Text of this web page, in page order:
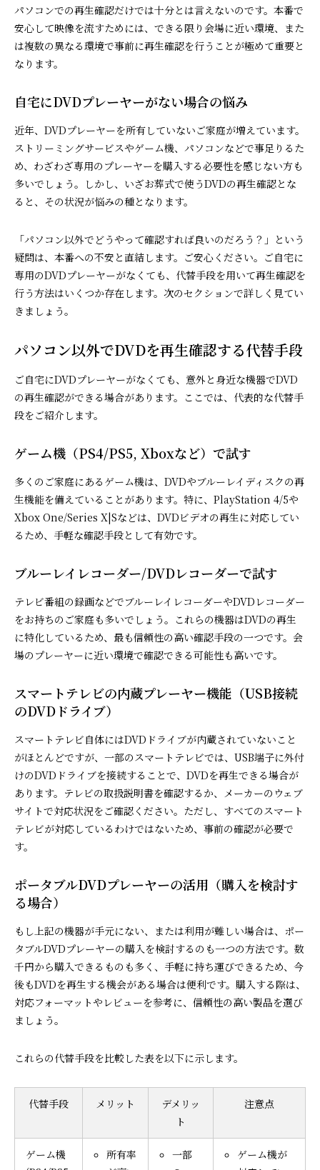
パソコンでの再生確認だけでは十分とは言えないのです。本番で
安心して映像を流すためには、できる限り会場に近い環境、また
は複数の異なる環境で事前に再生確認を行うことが極めて重要と
なります。
自宅にDVDプレーヤーがない場合の悩み
近年、DVDプレーヤーを所有していないご家庭が増えています。
ストリーミングサービスやゲーム機、パソコンなどで事足りるた
め、わざわざ専用のプレーヤーを購入する必要性を感じない方も
多いでしょう。しかし、いざお葬式で使うDVDの再生確認とな
ると、その状況が悩みの種となります。
「パソコン以外でどうやって確認すれば良いのだろう？」という
疑問は、本番への不安と直結します。ご安心ください。ご自宅に
専用のDVDプレーヤーがなくても、代替手段を用いて再生確認を
行う方法はいくつか存在します。次のセクションで詳しく見てい
きましょう。
パソコン以外でDVDを再生確認する代替手段
ご自宅にDVDプレーヤーがなくても、意外と身近な機器でDVD
の再生確認ができる場合があります。ここでは、代表的な代替手
段をご紹介します。
ゲーム機（PS4/PS5, Xboxなど）で試す
多くのご家庭にあるゲーム機は、DVDやブルーレイディスクの再
生機能を備えていることがあります。特に、PlayStation 4/5や
Xbox One/Series X|Sなどは、DVDビデオの再生に対応してい
るため、手軽な確認手段として有効です。
ブルーレイレコーダー/DVDレコーダーで試す
テレビ番組の録画などでブルーレイレコーダーやDVDレコーダー
をお持ちのご家庭も多いでしょう。これらの機器はDVDの再生
に特化しているため、最も信頼性の高い確認手段の一つです。会
場のプレーヤーに近い環境で確認できる可能性も高いです。
スマートテレビの内蔵プレーヤー機能（USB接続
のDVDドライブ）
スマートテレビ自体にはDVDドライブが内蔵されていないこと
がほとんどですが、一部のスマートテレビでは、USB端子に外付
けのDVDドライブを接続することで、DVDを再生できる場合が
あります。テレビの取扱説明書を確認するか、メーカーのウェブ
サイトで対応状況をご確認ください。ただし、すべてのスマート
テレビが対応しているわけではないため、事前の確認が必要で
す。
ポータブルDVDプレーヤーの活用（購入を検討す
る場合）
もし上記の機器が手元にない、または利用が難しい場合は、ポー
タブルDVDプレーヤーの購入を検討するのも一つの方法です。数
千円から購入できるものも多く、手軽に持ち運びできるため、今
後もDVDを再生する機会がある場合は便利です。購入する際は、
対応フォーマットやレビューを参考に、信頼性の高い製品を選び
ましょう。
これらの代替手段を比較した表を以下に示します。
代替手段 メリット
デメリッ
ト
注意点
ゲーム機
所有率
一部
ゲーム機が